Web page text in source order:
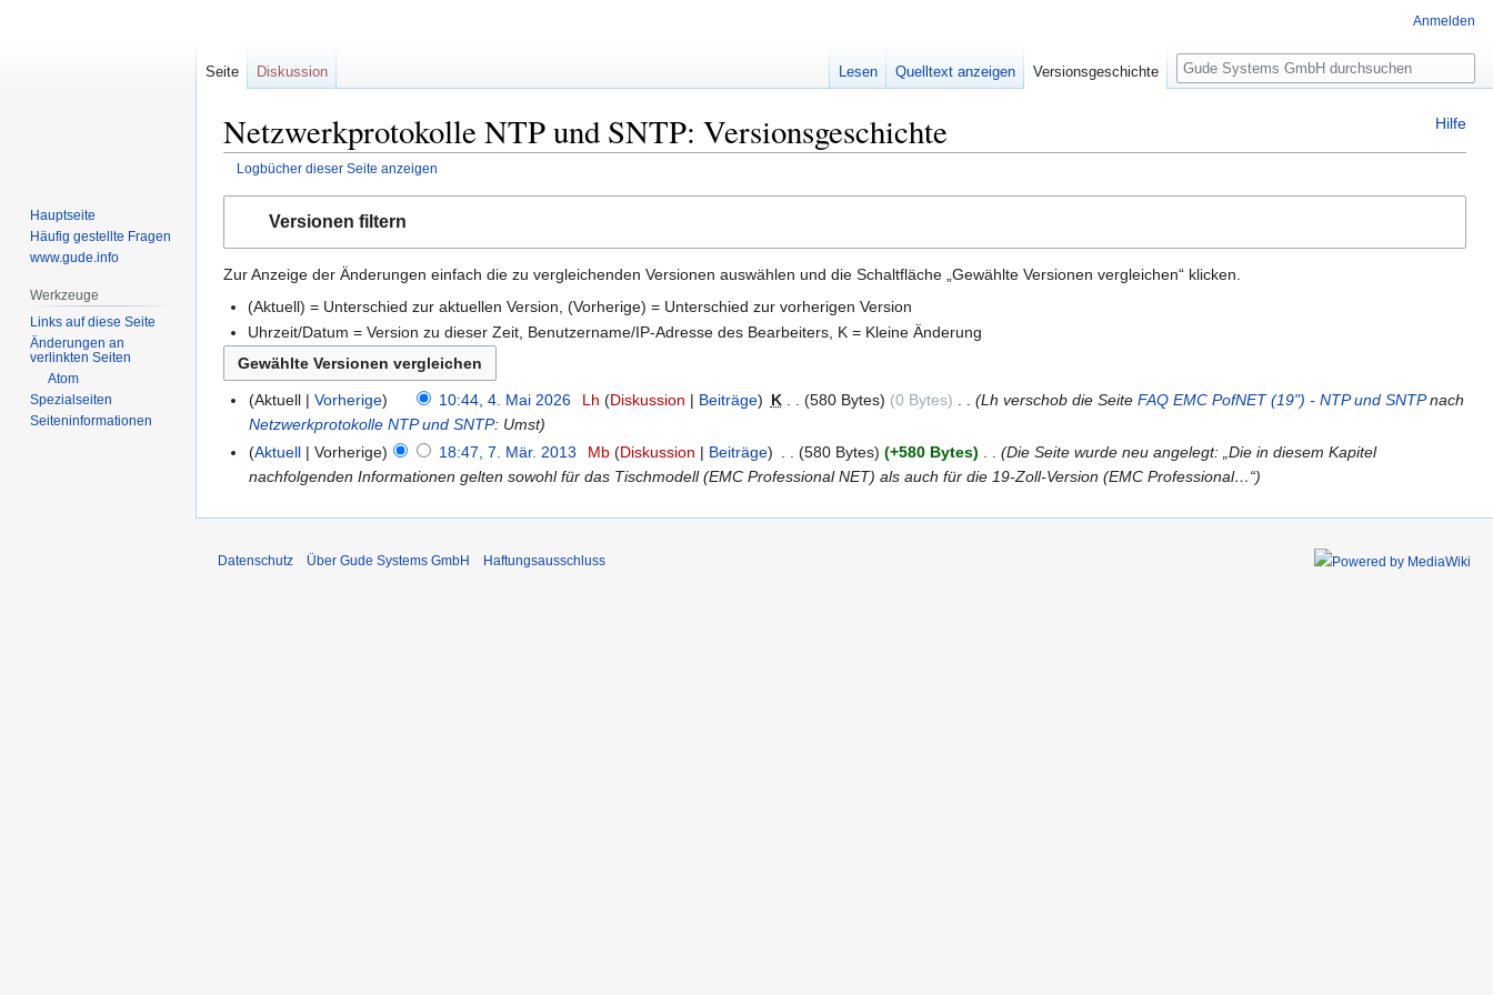
Hilfe
Netzwerkprotokolle NTP und SNTP: Versionsgeschichte
Logbücher dieser Seite anzeigen
NavigationVersionen filtern
Zur Anzeige der Änderungen einfach die zu vergleichenden Versionen auswählen und die Schaltfläche „Gewählte Versionen vergleichen“ klicken.
(Aktuell) = Unterschied zur aktuellen Version, (Vorherige) = Unterschied zur vorherigen Version
Uhrzeit/Datum = Version zu dieser Zeit, Benutzername/IP-Adresse des Bearbeiters, K = Kleine Änderung
Aktuell Vorherige 10:44, 4. Mai 2026 Lh Diskussion Beiträge K 580 Bytes 0 Bytes Lh verschob die Seite FAQ EMC PofNET (19") - NTP und SNTPnach
Netzwerkprotokolle NTP und SNTP: Umst
Aktuell
Vorherige 18:47, 7. Mär. 2013 Mb Diskussion Beiträge 580 Bytes +580 Bytes
Die Seite wurde neu angelegt: „Die in diesem Kapitel
nachfolgenden Informationen gelten sowohl für das Tischmodell (EMC Professional NET) als auch für die 19-Zoll-Version (EMC Professional…“
Anmelden
Seite Diskussion Lesen Quelltext anzeigen Versionsgeschichte
Suche
Hauptseite
Häufig gestellte Fragen
www.gude.info
Werkzeuge
Links auf diese Seite
Änderungen an
verlinkten Seiten
Atom
Spezialseiten
Seiten­informationen
Datenschutz Über Gude Systems GmbH Haftungsausschluss